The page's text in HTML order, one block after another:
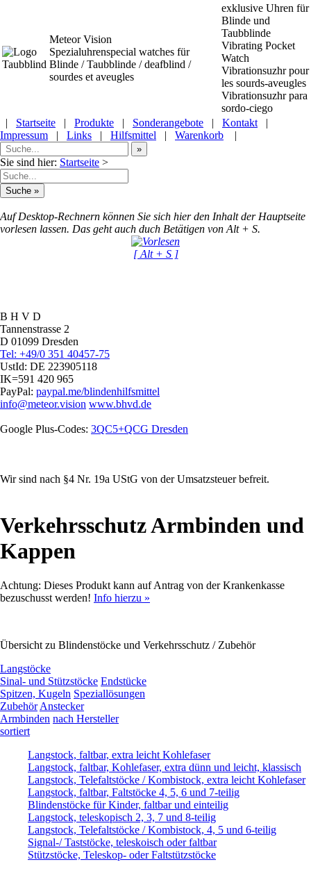
Meteor Vision
Spezialuhrenspecial watches für
Blinde / Taubblinde / deafblind /
sourdes et aveugles
exklusive Uhren für
Blinde und
Taubblinde
Vibrating Pocket
Watch
Vibrationsuzhr pour
les sourds-aveugles
Vibrationsuzhr para
sordo-ciego
|
Startseite | Produkte | Sonderangebote | Kontakt
|
Impressum
| Links | Hilfsmittel | Warenkorb |
Sie sind hier: Startseite >
Auf Desktop-Rechnern können Sie sich hier den Inhalt der Hauptseite
vorlesen lassen. Das geht auch duch Betätigen von Alt + S.
[ Alt + S ]
B H V D
Tannenstrasse 2
D 01099 Dresden
Tel: +49/0 351 40457-75
UstId: DE 223905118
IK=591 420 965
PayPal: paypal.me/blindenhilfsmittel
info@meteor.vision www.bhvd.de
Google Plus-Codes: 3QC5+QCG Dresden
Wir sind nach §4 Nr. 19a UStG von der Umsatzsteuer befreit.
Verkehrsschutz Armbinden und
Kappen
Achtung: Dieses Produkt kann auf Antrag von der Krankenkasse
bezuschusst werden! Info hierzu »
Übersicht zu Blindenstöcke und Verkehrsschutz / Zubehör
Langstöcke
Sinal- und Stützstöcke Endstücke
Spitzen, Kugeln Speziallösungen
Zubehör Anstecker
Armbinden nach Hersteller
sortiert
Langstock, faltbar, extra leicht Kohlefaser
Langstock, faltbar, Kohlefaser, extra dünn und leicht, klassisch
Langstock, Telefaltstöcke / Kombistock, extra leicht Kohlefaser
Langstock, faltbar, Faltstöcke 4, 5, 6 und 7-teilig
Blindenstöcke für Kinder, faltbar und einteilig
Langstock, teleskopisch 2, 3, 7 und 8-teilig
Langstock, Telefaltstöcke / Kombistock, 4, 5 und 6-teilig
Signal-/ Taststöcke, teleskoisch oder faltbar
Stützstöcke, Teleskop- oder Faltstützstöcke